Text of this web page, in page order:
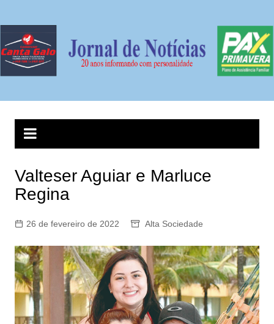
conteúdo
Valteser Aguiar e Marluce
Regina
26 de fevereiro de 2022 Alta Sociedade